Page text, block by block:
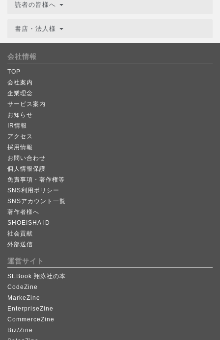
読者の皆様へ
書店・法人様
会社情報
TOP
会社案内
企業理念
サービス案内
お知らせ
IR情報
アクセス
採用情報
お問い合わせ
個人情報保護
免責事項・著作権等
SNS利用ポリシー
SNSアカウント一覧
著作者様へ
SHOEISHA iD
社会貢献
外部送信
運営サイト
SEBook 翔泳社の本
CodeZine
MarkeZine
EnterpriseZine
CommerceZine
Biz/Zine